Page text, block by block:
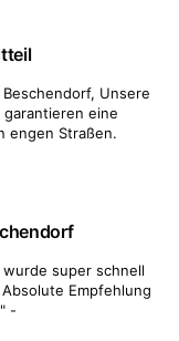
Unsere
eine
engen Straßen.
super schnell
Empfehlung
-